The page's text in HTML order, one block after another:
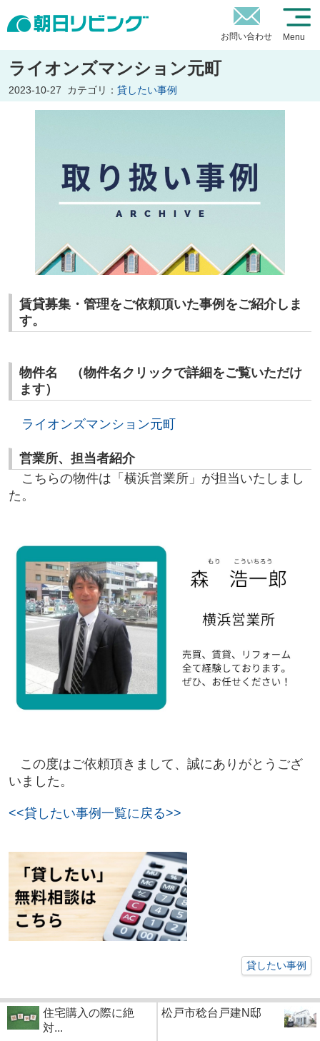
お問い合わせ Menu
ライオンズマンション元町
2023-10-27 カテゴリ： 貸したい事例
賃貸募集・管理をご依頼頂いた事例をご紹介しま
す。
物件名 （物件名クリックで詳細をご覧いただけ
ます）
ライオンズマンション元町
営業所、担当者紹介
こちらの物件は「横浜営業所」が担当いたしまし
た。
この度はご依頼頂きまして、誠にありがとうござ
いました。
<<貸したい事例一覧に戻る>>
貸したい事例
住宅購入の際に絶
対...
松戸市稔台戸建N邸